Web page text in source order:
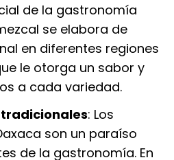
de la gastronomía
se elabora de
en diferentes regiones
le otorga un sabor y
a cada variedad.
: Los
son un paraíso
de la gastronomía. En